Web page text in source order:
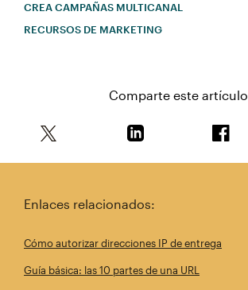
CREA CAMPAÑAS MULTICANAL
RECURSOS DE MARKETING
Comparte este artículo
Enlaces relacionados:
Cómo autorizar direcciones IP de entrega
Guía básica: las 10 partes de una URL